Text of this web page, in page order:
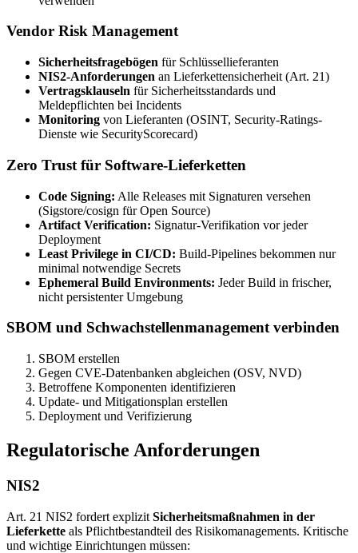
Vendor Risk Management
Sicherheitsfragebögen für Schlüssellieferanten
NIS2-Anforderungen an Lieferkettensicherheit (Art. 21)
Vertragsklauseln für Sicherheitsstandards und
Meldepflichten bei Incidents
Monitoring von Lieferanten (OSINT, Security-Ratings-
Dienste wie SecurityScorecard)
Zero Trust für Software-Lieferketten
Code Signing: Alle Releases mit Signaturen versehen
(Sigstore/cosign für Open Source)
Artifact Verification: Signatur-Verifikation vor jeder
Deployment
Least Privilege in CI/CD: Build-Pipelines bekommen nur
minimal notwendige Secrets
Ephemeral Build Environments: Jeder Build in frischer,
nicht persistenter Umgebung
SBOM und Schwachstellenmanagement verbinden
SBOM erstellen
Gegen CVE-Datenbanken abgleichen (OSV, NVD)
Betroffene Komponenten identifizieren
Update- und Mitigationsplan erstellen
Deployment und Verifizierung
Regulatorische Anforderungen
NIS2
Art. 21 NIS2 fordert explizit Sicherheitsmaßnahmen in der
Lieferkette als Pflichtbestandteil des Risikomanagements. Kritische
und wichtige Einrichtungen müssen: